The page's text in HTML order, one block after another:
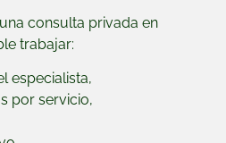
consulta privada en
trabajar:
especialista,
por servicio,